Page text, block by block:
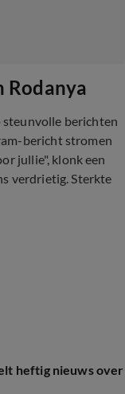
Rodanya
steunvolle berichten
bericht stromen
jullie", klonk een
verdrietig. Sterkte
een
heftig nieuws over